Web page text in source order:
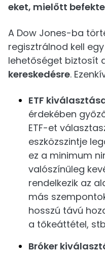
eket, mielőtt
A Dow Jones-ba
regisztrálnod kell
lehetőséget biztosít
kereskedésre.
ETF
érdekében
ETF-et
eszközszintje
ez a minimum
valószínűleg
rendelkezik az
más
hosszú távú
a tőkeáttétel,
Bróker